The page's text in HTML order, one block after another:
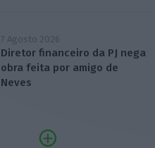
7 Agosto 2026
Diretor financeiro da PJ nega
obra feita por amigo de
Neves